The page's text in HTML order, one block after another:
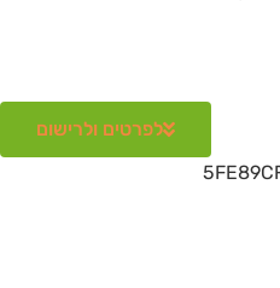
לפרטים ולרישום